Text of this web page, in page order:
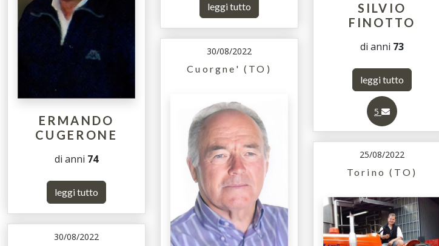
ERMANDO
CUGERONE
di anni 74
leggi tutto
leggi tutto
SILVIO
FINOTTO
di anni 73
leggi tutto
5
30/08/2022
30/08/2022
Cuorgne' (TO)
25/08/2022
Torino (TO)